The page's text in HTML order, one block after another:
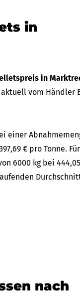
in
in
vom Händler
einer
€ pro Tonne.
6000 kg bei
nach